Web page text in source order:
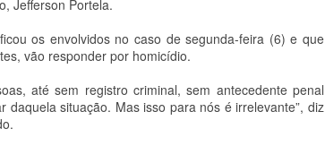
Jefferson Portela.
os envolvidos no caso de segunda-feira (6) e que
vão responder por homicídio.
até sem registro criminal, sem antecedente penal
daquela situação. Mas isso para nós é irrelevante”, diz